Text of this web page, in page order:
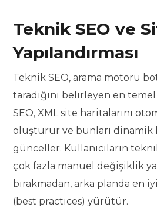
Teknik SEO ve
Yapılandırması
Teknik SEO, arama motoru
taradığını belirleyen en
SEO, XML site haritalarını
oluşturur ve bunları dinamik
günceller. Kullanıcıların
çok fazla manuel değişiklik
bırakmadan, arka planda en
(best practices) yürütür.